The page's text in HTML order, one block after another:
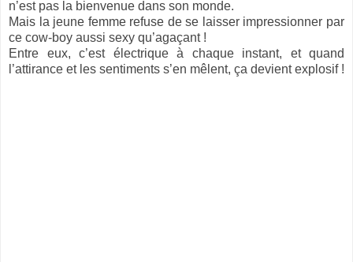
n’est pas la bienvenue dans son monde.
Mais la jeune femme refuse de se laisser impressionner par
ce cow-boy aussi sexy qu’agaçant !
Entre eux, c’est électrique à chaque instant, et quand
l’attirance et les sentiments s’en mêlent, ça devient explosif !